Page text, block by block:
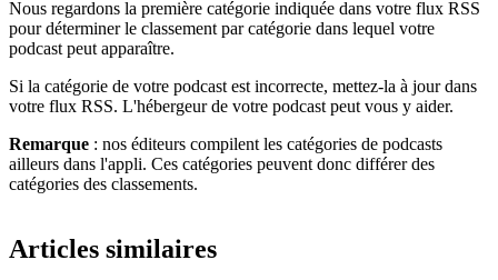
Nous regardons la première catégorie indiquée dans votre flux RSS
pour déterminer le classement par catégorie dans lequel votre
podcast peut apparaître.
Si la catégorie de votre podcast est incorrecte, mettez-la à jour dans
votre flux RSS. L'hébergeur de votre podcast peut vous y aider.
Remarque : nos éditeurs compilent les catégories de podcasts
ailleurs dans l'appli. Ces catégories peuvent donc différer des
catégories des classements.
Articles similaires